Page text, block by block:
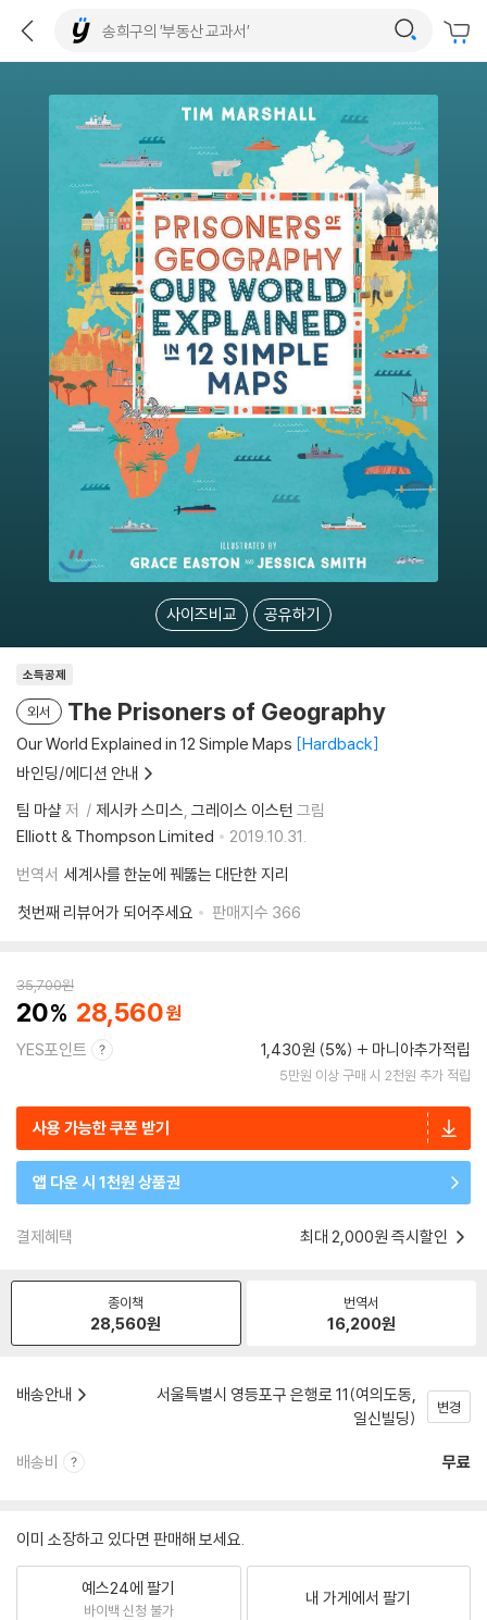
사이즈비교 공유하기
소득공제
외서 The Prisoners of Geography
Our World Explained in 12 Simple Maps Hardback
바인딩/에디션 안내
팀 마샬 저 제시카 스미스 그레이스 이스턴 그림
Elliott & Thompson Limited
2019.10.31.
번역서 세계사를 한눈에 꿰뚫는 대단한 지리
첫번째 리뷰어가 되어주세요
판매지수 366
35,700원
20 28,560
YES포인트 1,430원 (5%) 마니아추가적립
5만원 이상 구매 시 2천원 추가 적립
사용 가능한 쿠폰 받기
앱 다운 시 1천원 상품권
결제혜택 최대 2,000원 즉시할인
종이책
28,560원
번역서
16,200원
배송안내
서울특별시 영등포구 은행로 11(여의도동,
일신빌딩)
변경
배송비 무료
이미 소장하고 있다면 판매해 보세요.
예스24에 팔기
바이백 신청 불가
내 가게에서 팔기